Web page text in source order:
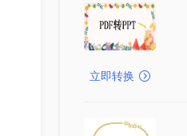
立即转换